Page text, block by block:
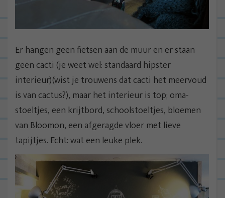
Er hangen geen fietsen aan de muur en er staan
geen cacti (je weet wel: standaard hipster
interieur)(wist je trouwens dat cacti het meervoud
is van cactus?), maar het interieur is top; oma-
stoeltjes, een krijtbord, schoolstoeltjes, bloemen
van Bloomon, een afgeragde vloer met lieve
tapijtjes. Echt: wat een leuke plek.